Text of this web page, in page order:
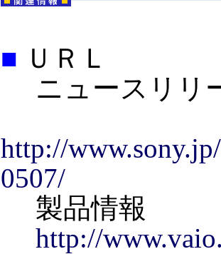
■ ＵＲＬ
ニュースリリ
http://
0507/
製品情報
http://